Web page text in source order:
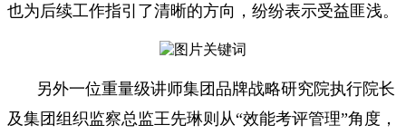
也为后续工作指引了清晰的方向，纷纷表示受益匪浅。
另外一位重量级讲师集团品牌战略研究院执行院长
及集团组织监察总监王先琳则从“效能考评管理”角度，